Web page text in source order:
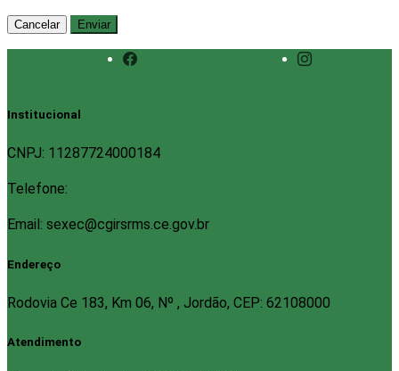
Cancelar Enviar
Institucional
CNPJ: 11287724000184
Telefone:
Email: sexec@cgirsrms.ce.gov.br
Endereço
Rodovia Ce 183, Km 06, Nº , Jordão, CEP: 62108000
Atendimento